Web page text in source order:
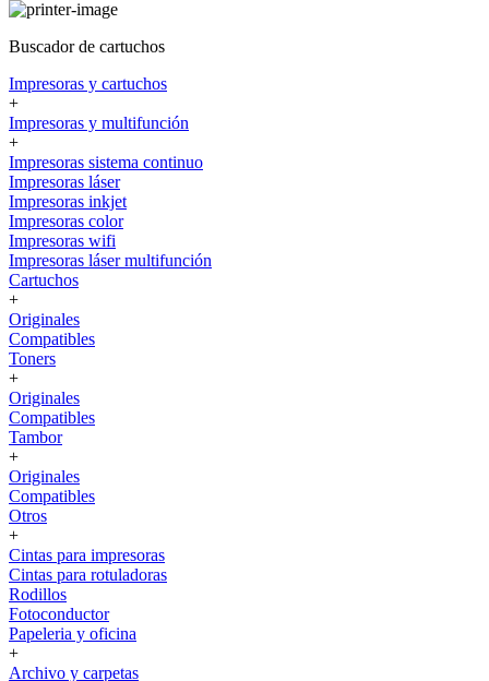
Buscador de cartuchos
Impresoras y cartuchos
+
Impresoras y multifunción
+
Impresoras sistema continuo
Impresoras láser
Impresoras inkjet
Impresoras color
Impresoras wifi
Impresoras láser multifunción
Cartuchos
+
Originales
Compatibles
Toners
+
Originales
Compatibles
Tambor
+
Originales
Compatibles
Otros
+
Cintas para impresoras
Cintas para rotuladoras
Rodillos
Fotoconductor
Papeleria y oficina
+
Archivo y carpetas